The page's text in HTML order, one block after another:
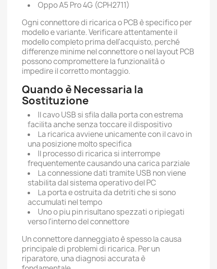
Oppo A5 Pro 4G (CPH2711)
Ogni connettore di ricarica o PCB è specifico per
modello e variante. Verificare attentamente il
modello completo prima dell'acquisto, perché
differenze minime nel connettore o nel layout PCB
possono compromettere la funzionalità o
impedire il corretto montaggio.
Quando è Necessaria la
Sostituzione
Il cavo USB si sfila dalla porta con estrema
facilita anche senza toccare il dispositivo
La ricarica avviene unicamente con il cavo in
una posizione molto specifica
Il processo di ricarica si interrompe
frequentemente causando una carica parziale
La connessione dati tramite USB non viene
stabilita dal sistema operativo del PC
La porta e ostruita da detriti che si sono
accumulati nel tempo
Uno o piu pin risultano spezzati o ripiegati
verso l'interno del connettore
Un connettore danneggiato è spesso la causa
principale di problemi di ricarica. Per un
riparatore, una diagnosi accurata è